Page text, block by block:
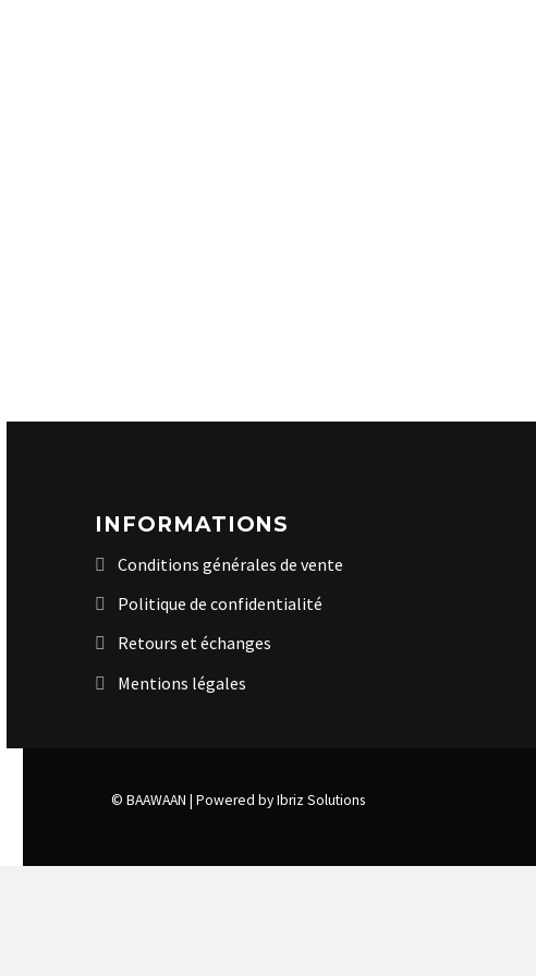
INFORMATIONS
Conditions générales de vente
Politique de confidentialité
Retours et échanges
Mentions légales
© BAAWAAN | Powered by Ibriz Solutions